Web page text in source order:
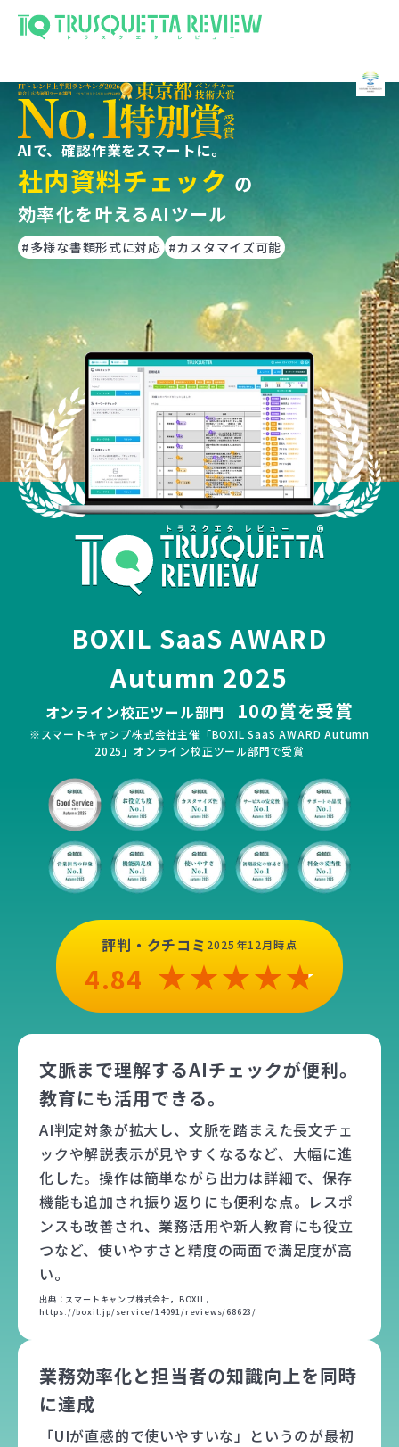
AIで、確認作業をスマートに。
社内資料チェック の
効率化を叶えるAIツール
#多様な書類形式に対応 #カスタマイズ可能
BOXIL SaaS AWARD
Autumn 2025
オンライン校正ツール部門 10の賞を受賞
※スマートキャンプ株式会社主催「BOXIL SaaS AWARD Autumn
2025」オンライン校正ツール部門で受賞
評判・クチコミ 2025年12月時点
4.84
文脈まで理解するAIチェックが便利。
教育にも活用できる。
AI判定対象が拡大し、文脈を踏まえた長文チェ
ックや解説表示が見やすくなるなど、大幅に進
化した。操作は簡単ながら出力は詳細で、保存
機能も追加され振り返りにも便利な点。レスポ
ンスも改善され、業務活用や新人教育にも役立
つなど、使いやすさと精度の両面で満足度が高
い。
出典：スマートキャンプ株式会社，BOXIL，
https://boxil.jp/service/14091/reviews/68623/
業務効率化と担当者の知識向上を同時
に達成
「UIが直感的で使いやすいな」というのが最初